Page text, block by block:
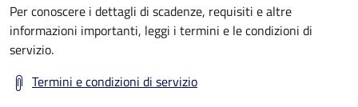
Per conoscere i dettagli di scadenze, requisiti e altre
informazioni importanti, leggi i termini e le condizioni di
servizio.
Termini e condizioni di servizio